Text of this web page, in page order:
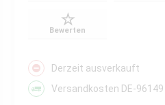
Bewerten
Derzeit ausverkauft
Versandkosten DE-96149